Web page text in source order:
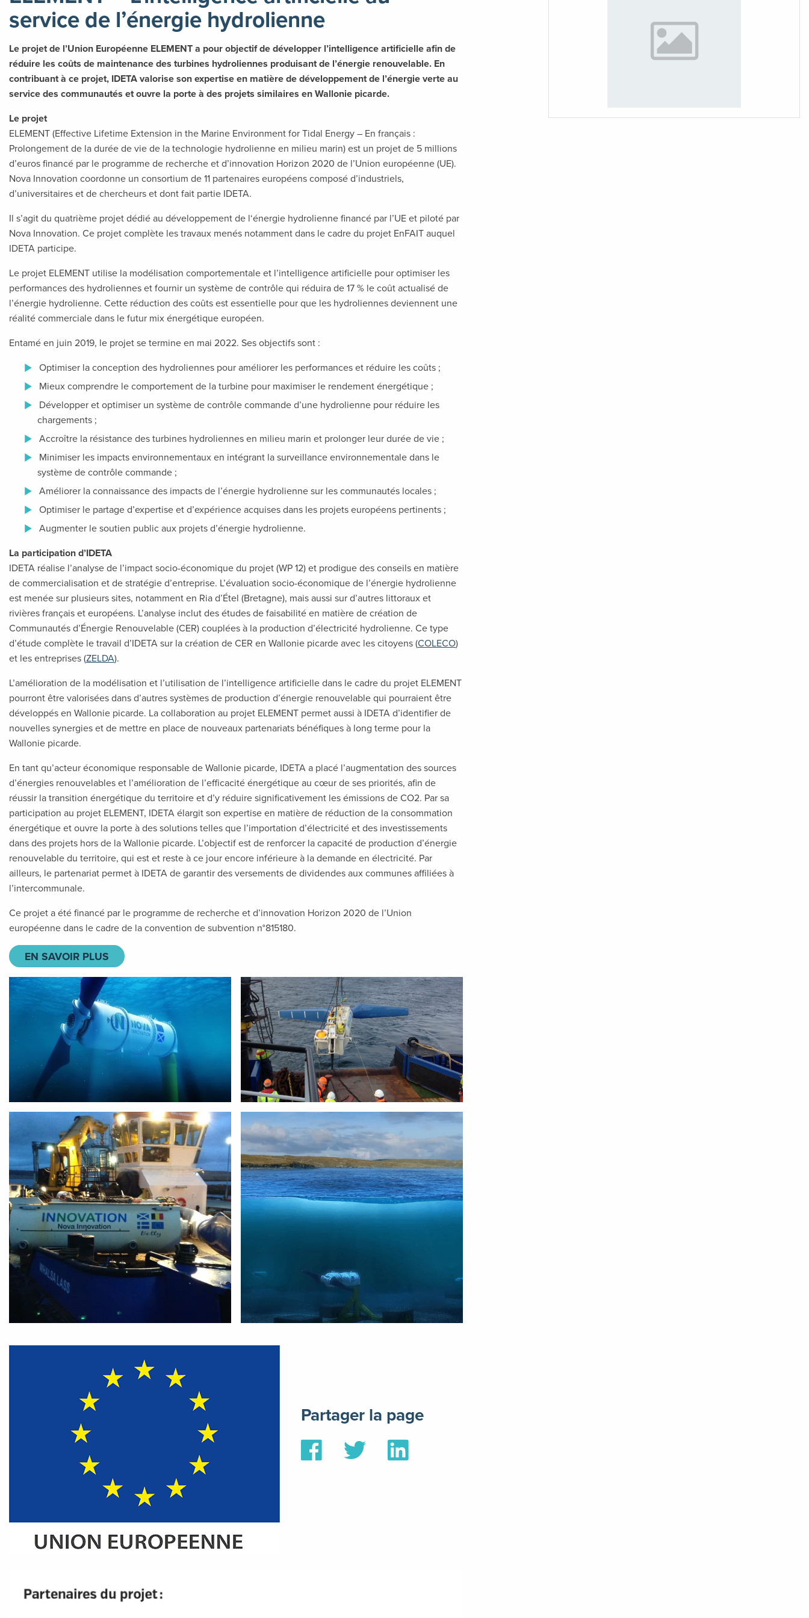
service de l’énergie hydrolienne
Le projet de l’Union Européenne ELEMENT a pour objectif de développer l’intelligence artificielle afin de
réduire les coûts de maintenance des turbines hydroliennes produisant de l’énergie renouvelable. En
contribuant à ce projet, IDETA valorise son expertise en matière de développement de l’énergie verte au
service des communautés et ouvre la porte à des projets similaires en Wallonie picarde.
Le projet
ELEMENT (Effective Lifetime Extension in the Marine Environment for Tidal Energy – En français :
Prolongement de la durée de vie de la technologie hydrolienne en milieu marin) est un projet de 5 millions
d’euros financé par le programme de recherche et d’innovation Horizon 2020 de l’Union européenne (UE).
Nova Innovation coordonne un consortium de 11 partenaires européens composé d’industriels,
d’universitaires et de chercheurs et dont fait partie IDETA.
Il s’agit du quatrième projet dédié au développement de l‘énergie hydrolienne financé par l’UE et piloté par
Nova Innovation. Ce projet complète les travaux menés notamment dans le cadre du projet EnFAIT auquel
IDETA participe.
Le projet ELEMENT utilise la modélisation comportementale et l’intelligence artificielle pour optimiser les
performances des hydroliennes et fournir un système de contrôle qui réduira de 17 % le coût actualisé de
l’énergie hydrolienne. Cette réduction des coûts est essentielle pour que les hydroliennes deviennent une
réalité commerciale dans le futur mix énergétique européen.
Entamé en juin 2019, le projet se termine en mai 2022. Ses objectifs sont :
Optimiser la conception des hydroliennes pour améliorer les performances et réduire les coûts ;
Mieux comprendre le comportement de la turbine pour maximiser le rendement énergétique ;
Développer et optimiser un système de contrôle commande d’une hydrolienne pour réduire les
chargements ;
Accroître la résistance des turbines hydroliennes en milieu marin et prolonger leur durée de vie ;
Minimiser les impacts environnementaux en intégrant la surveillance environnementale dans le
système de contrôle commande ;
Améliorer la connaissance des impacts de l’énergie hydrolienne sur les communautés locales ;
Optimiser le partage d’expertise et d’expérience acquises dans les projets européens pertinents ;
Augmenter le soutien public aux projets d’énergie hydrolienne.
La participation d’IDETA
IDETA réalise l’analyse de l’impact socio-économique du projet (WP 12) et prodigue des conseils en matière
de commercialisation et de stratégie d’entreprise. L’évaluation socio-économique de l’énergie hydrolienne
est menée sur plusieurs sites, notamment en Ria d’Étel (Bretagne), mais aussi sur d’autres littoraux et
rivières français et européens. L’analyse inclut des études de faisabilité en matière de création de
Communautés d’Énergie Renouvelable (CER) couplées à la production d’électricité hydrolienne. Ce type
d’étude complète le travail d’IDETA sur la création de CER en Wallonie picarde avec les citoyens (COLECO)
et les entreprises (ZELDA).
L’amélioration de la modélisation et l’utilisation de l’intelligence artificielle dans le cadre du projet ELEMENT
pourront être valorisées dans d’autres systèmes de production d’énergie renouvelable qui pourraient être
développés en Wallonie picarde. La collaboration au projet ELEMENT permet aussi à IDETA d’identifier de
nouvelles synergies et de mettre en place de nouveaux partenariats bénéfiques à long terme pour la
Wallonie picarde.
En tant qu’acteur économique responsable de Wallonie picarde, IDETA a placé l’augmentation des sources
d’énergies renouvelables et l’amélioration de l’efficacité énergétique au cœur de ses priorités, afin de
réussir la transition énergétique du territoire et d’y réduire significativement les émissions de CO2. Par sa
participation au projet ELEMENT, IDETA élargit son expertise en matière de réduction de la consommation
énergétique et ouvre la porte à des solutions telles que l’importation d’électricité et des investissements
dans des projets hors de la Wallonie picarde. L’objectif est de renforcer la capacité de production d’énergie
renouvelable du territoire, qui est et reste à ce jour encore inférieure à la demande en électricité. Par
ailleurs, le partenariat permet à IDETA de garantir des versements de dividendes aux communes affiliées à
l’intercommunale.
Ce projet a été financé par le programme de recherche et d’innovation Horizon 2020 de l’Union
européenne dans le cadre de la convention de subvention n°815180.
EN SAVOIR PLUS
Partager la page
sur
Facebook
sur
sur
Linkedin